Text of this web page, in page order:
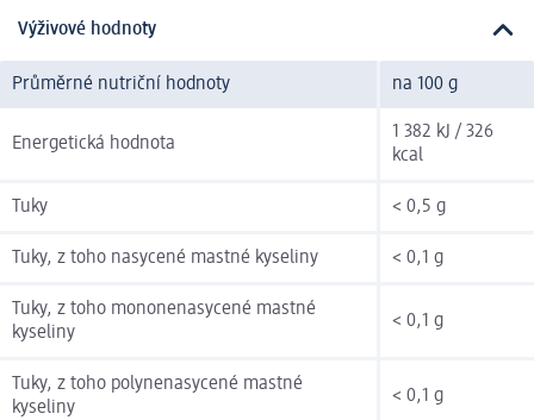
Výživové hodnoty
Průměrné nutriční hodnoty na 100 g
Energetická hodnota
1 382 kJ / 326
kcal
Tuky < 0,5 g
Tuky, z toho nasycené mastné kyseliny < 0,1 g
Tuky, z toho mononenasycené mastné
kyseliny
< 0,1 g
Tuky, z toho polynenasycené mastné
kyseliny
< 0,1 g